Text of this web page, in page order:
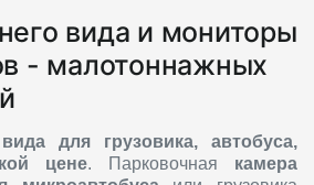
вида и мониторы
- малотоннажных
для грузовика, автобуса,
цене. Парковочная камера